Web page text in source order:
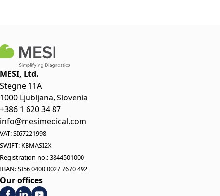
MESI, Ltd.
Stegne 11A
1000 Ljubljana, Slovenia
+386 1 620 34 87
info@mesimedical.com
VAT: SI67221998
SWIFT: KBMASI2X
Registration no.: 3844501000
IBAN: SI56 0400 0027 7670 492
Our offices